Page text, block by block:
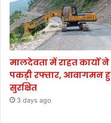
मालदेवता में राहत कार्यों ने
पकड़ी रफ्तार, आवागमन
सुरक्षित
3 days ago